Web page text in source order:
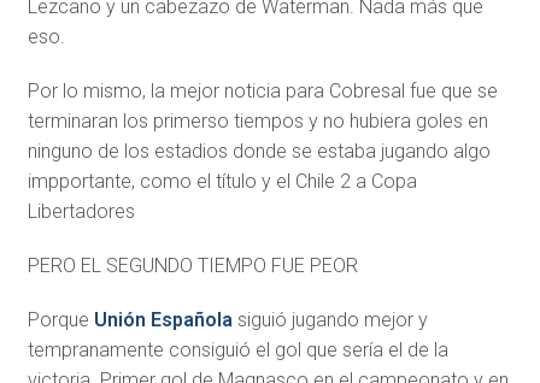
Lezcano y un cabezazo de Waterman. Nada más que
eso.
Por lo mismo, la mejor noticia para Cobresal fue que se
terminaran los primerso tiempos y no hubiera goles en
ninguno de los estadios donde se estaba jugando algo
impportante, como el título y el Chile 2 a Copa
Libertadores
PERO EL SEGUNDO TIEMPO FUE PEOR
Porque Unión Españolasiguió jugando mejor y
tempranamente consiguió el gol que sería el de la